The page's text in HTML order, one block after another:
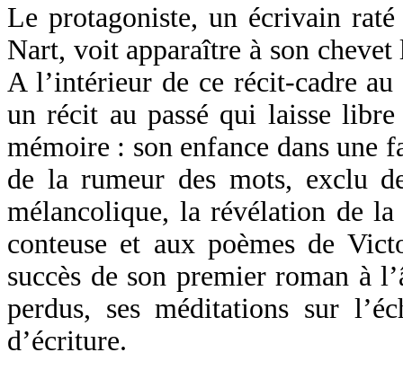
Le protagoniste, un écrivain
Nart, voit apparaître à son chevet
A l’intérieur de ce récit-cadre au
un récit au passé qui laisse
mémoire : son enfance dans une
de la rumeur des mots, exclu
mélancolique, la révélation de
conteuse et aux poèmes de
succès de son premier roman à
perdus, ses méditations sur
d’écriture.